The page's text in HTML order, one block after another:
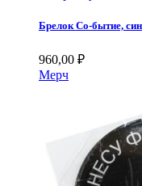
Брелок Со-бытие,
960,00 ₽
Мерч